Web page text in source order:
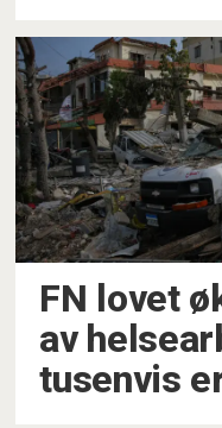
FN lovet
av
tusenvis